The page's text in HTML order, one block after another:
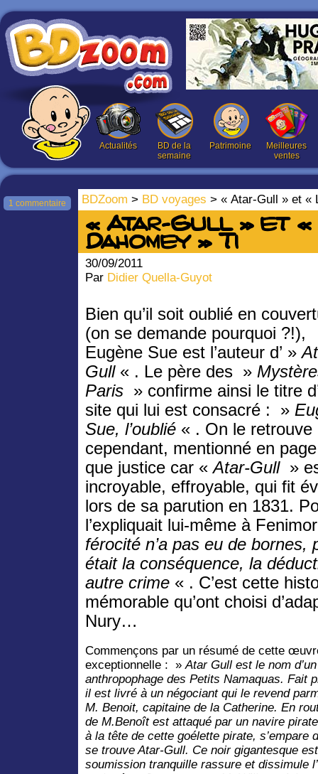
Actualités
BD de la
semaine
Patrimoine
Meilleures
ventes
BDZoom > BD voyages > « Atar-Gull » et «
1 commentaire
« Atar-Gull » et «
Dahomey » T1
30/09/2011
Par Didier Quella-Guyot
Bien qu’il soit oublié en
(on se demande pourquoi ?!),
Eugène Sue est l’auteur d’ »
Gull« . Le père des »
Paris » confirme ainsi le titre
site qui lui est consacré : »
Sue, l’oublié « . On le retrouve
cependant, mentionné en
que justice car «Atar-Gull»
incroyable, effroyable, qui fit
lors de sa parution en 1831.
l’expliquait lui-même à
férocité n’a pas eu de bornes,
était la conséquence, la
autre crime « . C’est cette
mémorable qu’ont choisi
Nury…
Commençons par un résumé de cette
exceptionnelle : »Atar Gull est le nom
anthropophage des Petits Namaquas. Fait
il est livré à un négociant qui le revend
M. Benoit, capitaine de la Catherine. En
de M.Benoît est attaqué par un navire
à la tête de cette goélette pirate, s’empare
se trouve Atar-Gull. Ce noir gigantesque
soumission tranquille rassure et dissimule